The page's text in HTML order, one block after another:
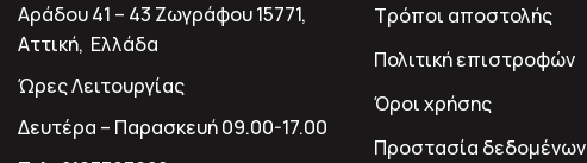
Αράδου 41 – 43 Ζωγράφου 15771,
Αττική, Ελλάδα
Ώρες Λειτουργίας
Δευτέρα – Παρασκευή 09.00-17.00
Τρόποι αποστολής
Πολιτική επιστροφών
Όροι χρήσης
Προστασία δεδομένων